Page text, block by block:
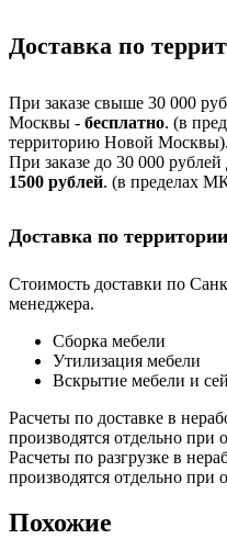
Доставка по
При заказе свыше 30 000
Москвы - бесплатно. (в
территорию Новой Москвы).
При заказе до 30 000
1500 рублей. (в пределах
Доставка по
Стоимость доставки по
менеджера.
Сборка мебели
Утилизация мебели
Вскрытие мебели и
Расчеты по доставке в
производятся отдельно при
Расчеты по разгрузке в
производятся отдельно при
Похожие